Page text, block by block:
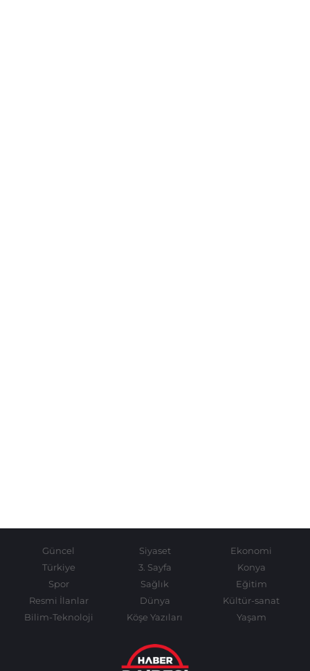
Güncel Siyaset
Ekonomi
Türkiye
3. Sayfa
Konya
Spor
Sağlık
Eğitim
Resmi İlanlar
Dünya
Kültür-sanat
Bilim-Teknoloji
Köşe Yazıları Yaşam